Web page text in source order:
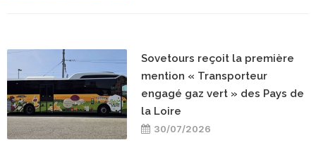
Sovetours reçoit la première
mention « Transporteur
engagé gaz vert » des Pays de
la Loire
30/07/2026